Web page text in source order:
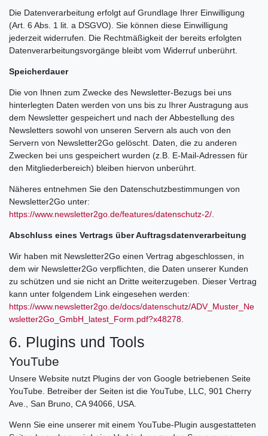
Die Datenverarbeitung erfolgt auf Grundlage Ihrer Einwilligung
(Art. 6 Abs. 1 lit. a DSGVO). Sie können diese Einwilligung
jederzeit widerrufen. Die Rechtmäßigkeit der bereits erfolgten
Datenverarbeitungsvorgänge bleibt vom Widerruf unberührt.
Speicherdauer
Die von Ihnen zum Zwecke des Newsletter-Bezugs bei uns
hinterlegten Daten werden von uns bis zu Ihrer Austragung aus
dem Newsletter gespeichert und nach der Abbestellung des
Newsletters sowohl von unseren Servern als auch von den
Servern von Newsletter2Go gelöscht. Daten, die zu anderen
Zwecken bei uns gespeichert wurden (z.B. E-Mail-Adressen für
den Mitgliederbereich) bleiben hiervon unberührt.
Näheres entnehmen Sie den Datenschutzbestimmungen von
Newsletter2Go unter:
https://www.newsletter2go.de/features/datenschutz-2/
Abschluss eines Vertrags über Auftragsdatenverarbeitung
Wir haben mit Newsletter2Go einen Vertrag abgeschlossen, in
dem wir Newsletter2Go verpflichten, die Daten unserer Kunden
zu schützen und sie nicht an Dritte weiterzugeben. Dieser Vertrag
kann unter folgendem Link eingesehen werden:
https://www.newsletter2go.de/docs/datenschutz/ADV_Muster_Ne
wsletter2Go_GmbH_latest_Form.pdf?x48278
6. Plugins und Tools
YouTube
Unsere Website nutzt Plugins der von Google betriebenen Seite
YouTube. Betreiber der Seiten ist die YouTube, LLC, 901 Cherry
Ave., San Bruno, CA 94066, USA.
Wenn Sie eine unserer mit einem YouTube-Plugin ausgestatteten